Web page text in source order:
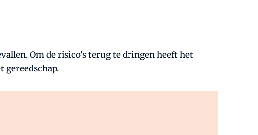
Om de risico's terug te dringen heeft het
gereedschap.